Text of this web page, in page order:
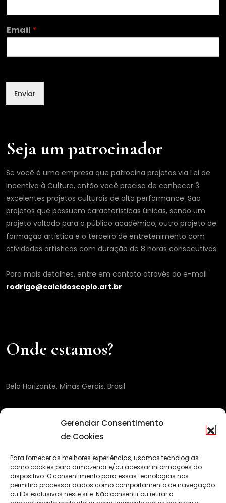
Gerenciar Consentimento
de Cookies
Para fornecer as melhores experiências, usamos tecnologias
como cookies para armazenar e/ou acessar informações do
dispositivo. O consentimento para essas tecnologias nos
permitirá processar dados como comportamento de navegação
ou IDs exclusivos neste site. Não consentir ou retirar o
a
lEmail *
Enviar
Seja um patrocinador
Se você é uma empresa que patrocina projetos via Lei de
Incentivo à Cultura, então você precisa de conhecer 3
excelentes projetos culturais de alta performance. São
projetos que possuem características únicas, sendo um
projeto voltado para o público acadêmico, outro projeto de
formação artística e o terceiro de entretenimento com
atividades artísticas com duração de 8 horas consecutivas.
Para mais detalhes, entre em contato através do e-mail
rodrigo@caleidoscopio.art.br
Onde estamos?
Belo Horizonte, Minas Gerais, Brasil